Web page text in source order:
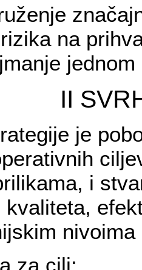
na
jednom
II
je
i
za cilj: